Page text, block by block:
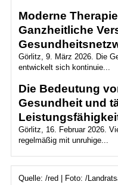
Moderne
Ganzheitliche
Görlitz, 9. März 2026. Die
entwickelt sich kontinuie...
Die Bedeutung
Gesundheit und
Görlitz, 16. Februar 2026.
regelmäßig mit unruhige...
Quelle: /red | Foto: /